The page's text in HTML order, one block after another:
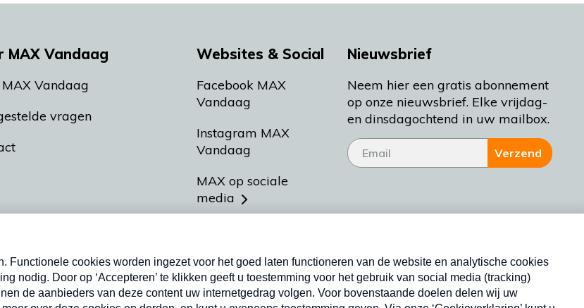
MAX Vandaag
Vandaag
vragen
Websites & Social
Facebook MAX
Vandaag
Instagram MAX
Vandaag
MAX op sociale
media
Meldpunt Actueel
Heel Holland Bakt
Nieuwsbrief
Neem hier een gratis abonnement
op onze nieuwsbrief. Elke vrijdag-
en dinsdagochtend in uw mailbox.
Verzend
Nieuwsbrief
Neem hier een gratis abonnement op onze